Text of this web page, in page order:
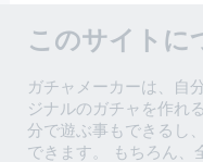
このサイトに
ガチャメーカーは、自
ジナルのガチャを作れ
分で遊ぶ事もできるし
できます。 もちろん、